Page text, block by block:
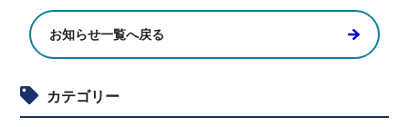
お知らせ一覧へ戻る
カテゴリー